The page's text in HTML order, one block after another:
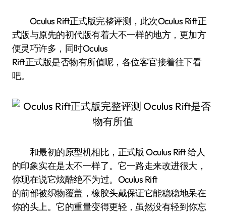
Oculus Rift正式版完整评测，此次Oculus Rift正
式版与原先的初代版有着大不一样的地方，更加方
便灵巧许多，同时Oculus
Rift正式版是否物有所值呢，各位客官接着往下看
吧。
和最初的原型机相比，正式版 Oculus Rift 给人
的印象实在是太不一样了。它一路走来改进很大，
你现在说它炫酷绝不为过。Oculus Rift
的前部被织物覆盖，橡胶头戴保证它能稳稳地呆在
你的头上。它的重量变得更轻，虽然没有轻到你忘